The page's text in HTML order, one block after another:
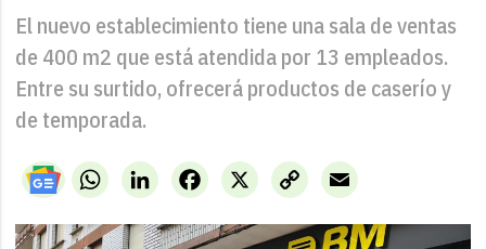
El nuevo establecimiento tiene una sala de ventas
de 400 m2 que está atendida por 13 empleados.
Entre su surtido, ofrecerá productos de caserío y
de temporada.
WhatsAppLinkedIn X
Facebook
Copy
Link
Email